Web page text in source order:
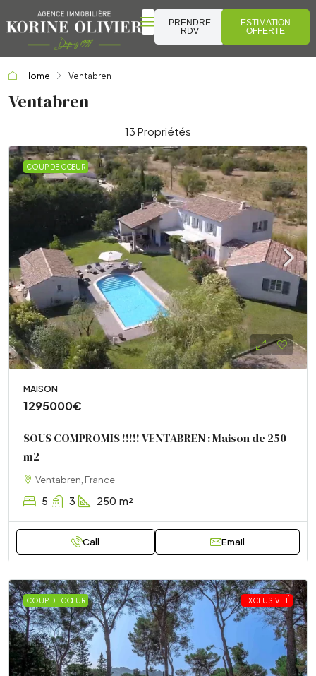
PRENDRE
RDV
ESTIMATION
OFFERTE
Home Ventabren
Ventabren
13 Propriétés
COUP DE CŒUR
MAISON
1295000€
SOUS COMPROMIS !!!!! VENTABREN : Maison de 250
m2
Ventabren, France
5 3 250 m²
Call Email
COUP DE CŒUR EXCLUSIVITÉ